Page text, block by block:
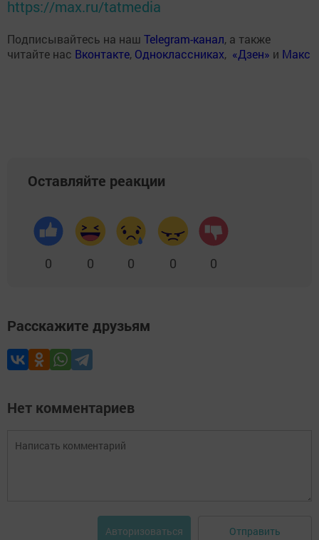
https://max.ru/tatmedia
Подписывайтесь на наш Telegram-канал, а также
читайте нас Вконтакте, Одноклассниках, «Дзен» и Макс
Оставляйте реакции
0 0 0 0 0
Расскажите друзьям
Нет комментариев
Авторизоваться Отправить